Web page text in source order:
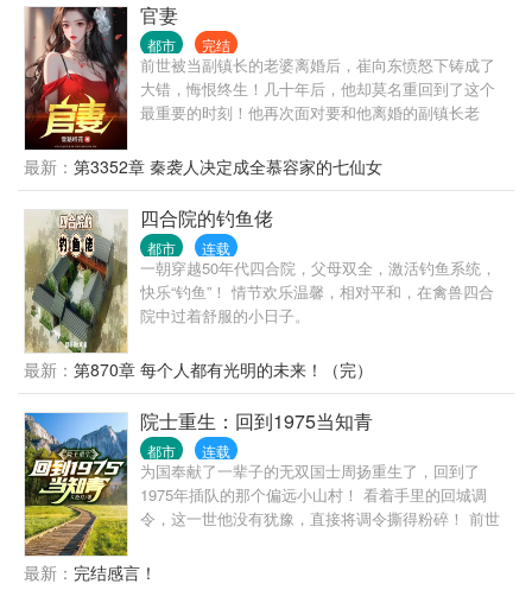
官妻
都市 完结
前世被当副镇长的老婆离婚后，崔向东愤怒下铸成了
大错，悔恨终生！几十年后，他却莫名重回到了这个
最重要的时刻！他再次面对要和他离婚的副镇长老
最新： 第3352章 秦袭人决定成全慕容家的七仙女
四合院的钓鱼佬
都市 连载
一朝穿越50年代四合院，父母双全，激活钓鱼系统，
快乐“钓鱼”！ 情节欢乐温馨，相对平和，在禽兽四合
院中过着舒服的小日子。
最新： 第870章 每个人都有光明的未来！（完）
院士重生：回到1975当知青
都市 连载
为国奉献了一辈子的无双国士周扬重生了，回到了
1975年插队的那个偏远小山村！ 看着手里的回城调
令，这一世他没有犹豫，直接将调令撕得粉碎！ 前世
幼薇母女蒙难惨死。 重活一世，周扬只想老婆孩子热
最新： 完结感言！